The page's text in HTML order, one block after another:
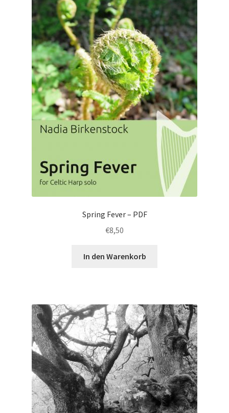
Spring Fever – PDF
€8,50
In den Warenkorb